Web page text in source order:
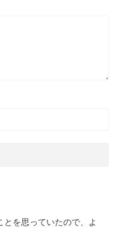
を思っていたので、よ